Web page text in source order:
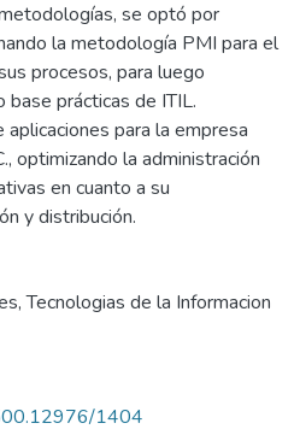
se optó por
la metodología PMI para el
procesos, para luego
prácticas de ITIL.
para la empresa
optimizando la administración
en cuanto a su
y distribución.
,Tecnologias de la Informacion
1404